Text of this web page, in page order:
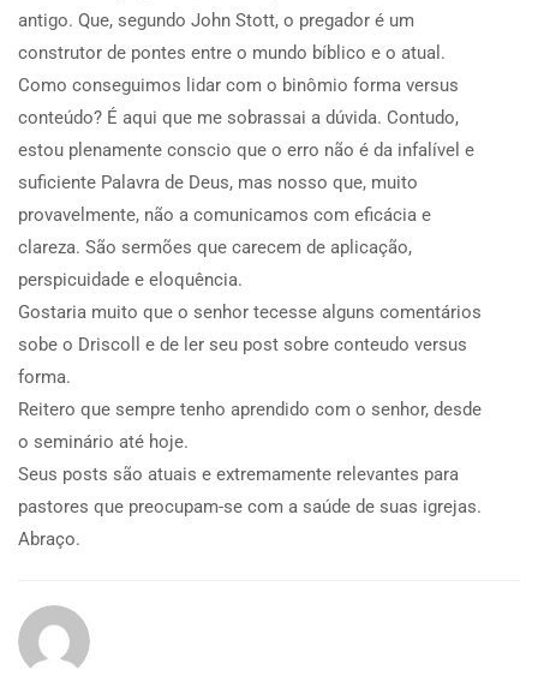
antigo. Que, segundo John Stott, o pregador é um
construtor de pontes entre o mundo bíblico e o atual.
Como conseguimos lidar com o binômio forma versus
conteúdo? É aqui que me sobrassai a dúvida. Contudo,
estou plenamente conscio que o erro não é da infalível e
suficiente Palavra de Deus, mas nosso que, muito
provavelmente, não a comunicamos com eficácia e
clareza. São sermões que carecem de aplicação,
perspicuidade e eloquência.
Gostaria muito que o senhor tecesse alguns comentários
sobe o Driscoll e de ler seu post sobre conteudo versus
forma.
Reitero que sempre tenho aprendido com o senhor, desde
o seminário até hoje.
Seus posts são atuais e extremamente relevantes para
pastores que preocupam-se com a saúde de suas igrejas.
Abraço.